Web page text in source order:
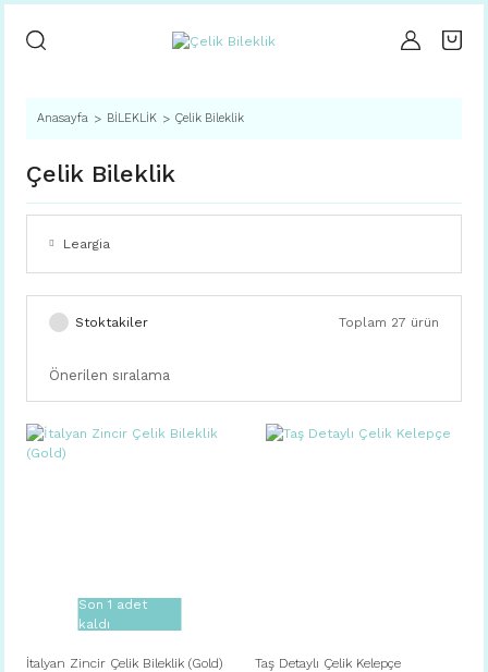
Anasayfa BİLEKLİK Çelik Bileklik
Çelik Bileklik
Leargia
Stoktakiler Toplam 27 ürün
Son 1 adet
kaldı
İtalyan Zincir Çelik Bileklik (Gold) Taş Detaylı Çelik Kelepçe